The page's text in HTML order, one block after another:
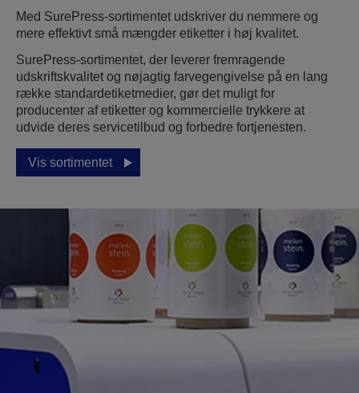
Med SurePress-sortimentet udskriver du nemmere og
mere effektivt små mængder etiketter i høj kvalitet.
SurePress-sortimentet, der leverer fremragende
udskriftskvalitet og nøjagtig farvegengivelse på en lang
række standardetiketmedier, gør det muligt for
producenter af etiketter og kommercielle trykkere at
udvide deres servicetilbud og forbedre fortjenesten.
Vis sortimentet